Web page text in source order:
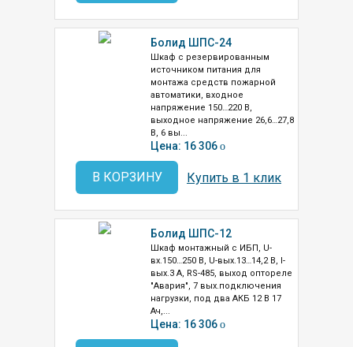
Болид ШПС-24
Шкаф с резервированным
источником питания для
монтажа средств пожарной
автоматики, входное
напряжение 150…220 В,
выходное напряжение 26,6…27,8
В, 6 вы...
Цена: 16 306 o
В КОРЗИНУ Купить в 1 клик
Болид ШПС-12
Шкаф монтажный с ИБП, U-
вх.150…250 В, U-вых.13…14,2 В, I-
вых.3 А, RS-485, выход оптореле
"Авария", 7 вых.подключения
нагрузки, под два АКБ 12 В 17
Ач,...
Цена: 16 306 o